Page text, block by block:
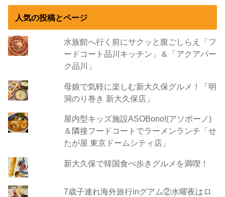
人気の投稿とページ
水族館へ行く前にサクッと腹ごしらえ「フ
ードコート品川キッチン」＆「アクアパー
ク品川」
母娘で気軽に楽しむ新大久保グルメ！「明
洞のり巻き 新大久保店」
屋内型キッズ施設ASOBono!(アソボーノ)
＆隣接フードコートでラーメンランチ「せ
たが屋 東京ドームシティ店」
新大久保で韓国食べ歩きグルメを満喫！
7歳子連れ海外旅行inグアム②水曜夜はロ